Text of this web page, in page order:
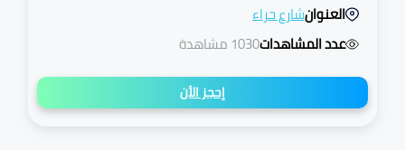
العنوانشارع حراء
عدد المشاهدات1030 مشاهدة
إحجز الأن